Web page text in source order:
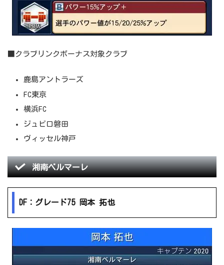
■クラブリンクボーナス対象クラブ
鹿島アントラーズ
FC東京
横浜FC
ジュビロ磐田
ヴィッセル神戸
湘南ベルマーレ
DF：グレード75 岡本 拓也